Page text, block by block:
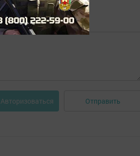
Авторизоваться Отправить